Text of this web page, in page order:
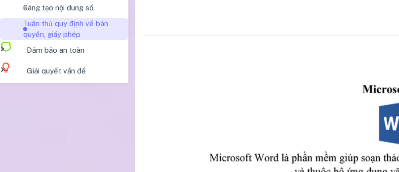
Sáng tạo nội dung số
Tuân thủ quy định về bản
quyền, giấy phép
Đảm bảo an toàn
Giải quyết vấn đề